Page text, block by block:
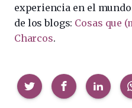
experiencia en el
de los blogs: Cosas que
Charcos.
Compartir